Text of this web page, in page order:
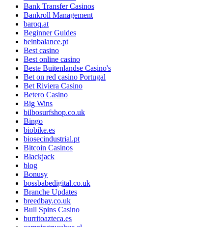
Bank Transfer Casinos
Bankroll Management
baroq.at
Beginner Guides
beinbalance.pt
Best casino
Best online casino
Beste Buitenlandse Casino's
Bet on red casino Portugal
Bet Riviera Casino
Betero Casino
Big Wins
bilbosurfshop.co.uk
Bingo
biobike.es
biosecindustrial.pt
Bitcoin Casinos
Blackjack
blog
Bonusy
bossbabedigital.co.uk
Branche Updates
breedbay.co.uk
Bull Spins Casino
burritoazteca.es